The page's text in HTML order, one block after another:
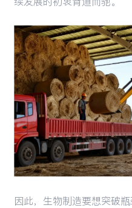
因此，生物制造要想突破